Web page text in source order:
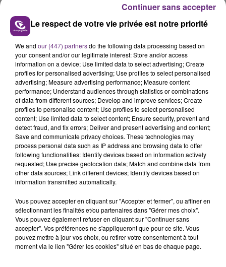
Quel est le point commun entre Jean Dujardin et
Michel Sarran ? Ils ont goûté la Pairdry, une boisson
créée par deux jeunes marnais.
TITRES DIFFUSÉS
9h43
9h43 9h40
9h40
Le respect de votre vie privée est notre priorité
We and our (447) partnersdo the following data processing based on
your consent and/or our legitimate interest: Store and/or access
information on a device; Use limited data to select advertising; Create
profiles for personalised advertising; Use profiles to select personalised
advertising; Measure advertising performance; Measure content
performance; Understand audiences through statistics or combinations
of data from different sources; Develop and improve services; Create
profiles to personalise content; Use profiles to select personalised
content; Use limited data to select content; Ensure security, prevent and
detect fraud, and fix errors; Deliver and present advertising and content;
Save and communicate privacy choices. These technologies may
process personal data such as IP address and browsing data to offer
following functionalities: Identify devices based on information actively
requested; Use precise geolocation data; Match and combine data from
other data sources; Link different devices; Identify devices based on
information transmitted automatically.
Vous pouvez accepter en cliquant sur "Accepter et fermer", ou affiner en
sélectionnant les finalités et/ou partenaires dans "Gérer mes choix".
Vous pouvez également refuser en cliquant sur "Continuer sans
accepter". Vos préférences ne s'appliqueront que pour ce site. Vous
pouvez mettre à jour vos choix, ou retirer votre consentement à tout
moment via le lien "Gérer les cookies" situé en bas de chaque page.
Continuer sans accepter